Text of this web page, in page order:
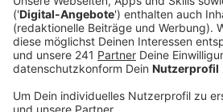
Veröffentlicht:Freitag, 23.08.2019
Anzeige